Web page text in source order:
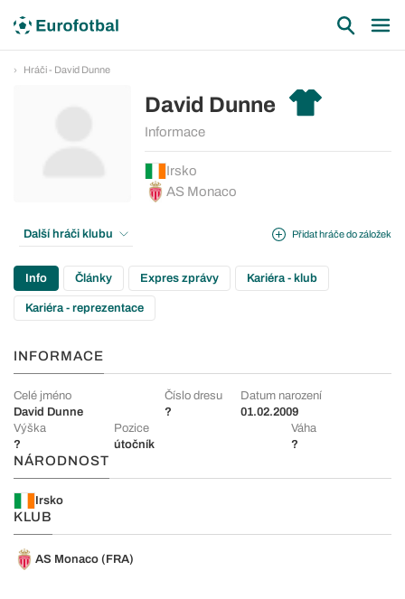
Hráči - David Dunne
David Dunne
Informace
Irsko
AS Monaco
Přidat hráče do záložek
Další hráči klubu
Info Články Expres zprávy Kariéra - klub
Kariéra - reprezentace
INFORMACE
Celé jméno
David Dunne
Číslo dresu
?
Datum narození
01.02.2009
Výška
?
Pozice
útočník
Váha
?
NÁRODNOST
Irsko
KLUB
AS Monaco (FRA)